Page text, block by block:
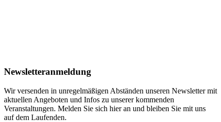
Newsletteranmeldung
Wir versenden in unregelmäßigen Abständen unseren Newsletter mit
aktuellen Angeboten und Infos zu unserer kommenden
Veranstaltungen. Melden Sie sich hier an und bleiben Sie mit uns
auf dem Laufenden.